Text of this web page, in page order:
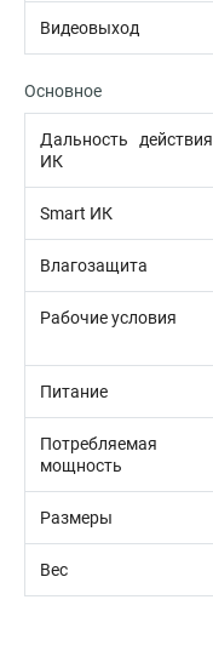
Видеовыход
Основное
Дальность действия
ИК
Smart ИК
Влагозащита
Рабочие условия
Питание
Потребляемая
мощность
Размеры
Вес